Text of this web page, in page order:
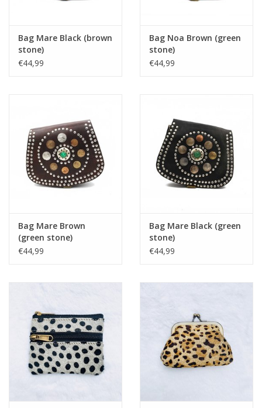
Bag Mare Black (brown
stone)
€44,99
Bag Noa Brown (green
stone)
€44,99
Bag Mare Brown
(green stone)
€44,99
Bag Mare Black (green
stone)
€44,99